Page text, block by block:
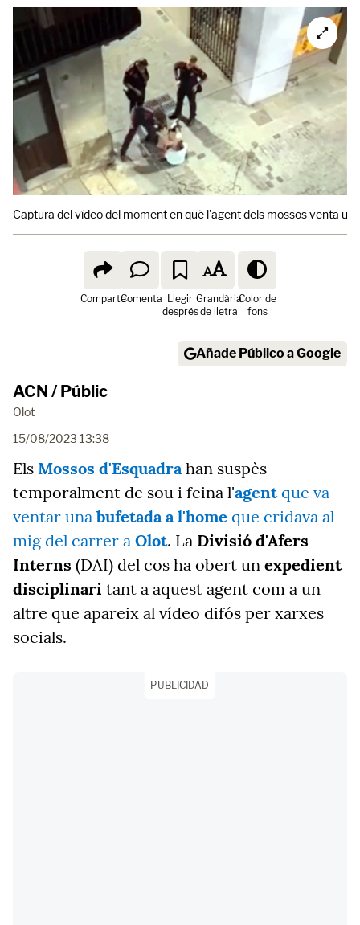
Captura del vídeo del moment en què l'agent dels mossos venta
ComparteComenta Llegir
després
Grandària
de lletra
Color de
fons
Añade Público a Google
ACN / Públic
Olot
15/08/2023 13:38
Els Mossos d'Esquadrahan suspès
temporalment de sou i feina l'agentque va
ventar una bufetada a l'home que cridava al
mig del carrer a Olot. La Divisió d'Afers
Interns (DAI) del cos ha obert un expedient
disciplinari tant a aquest agent com a un
altre que apareix al vídeo difós per xarxes
socials.
PUBLICIDAD